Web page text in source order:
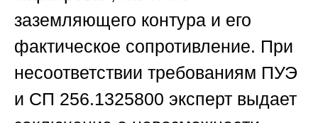
заземляющего контура и его
фактическое сопротивление. При
несоответствии требованиям ПУЭ
и СП 256.1325800 эксперт выдает